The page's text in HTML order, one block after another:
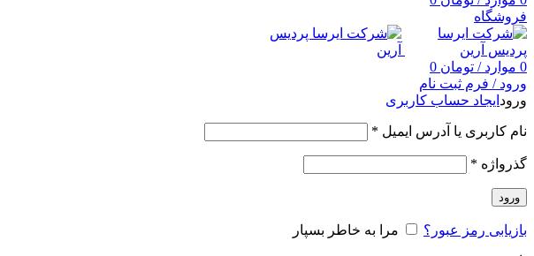
فروشگاه
0 موارد / تومان
ورود / فرم ثبت نام
ورود ایجاد حساب کاربری
نام کاربری یا آدرس ایمیل *
گذرواژه *
ورود
بازیابی رمز عبور؟ مرا به خاطر بسپار